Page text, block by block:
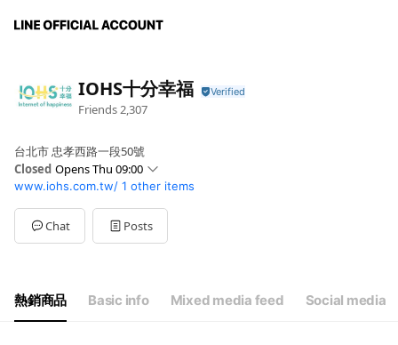
IOHS十分幸福
Friends 2,307
台北市 忠孝西路一段50號
Closed Opens Thu 09:00
SunClosed
Mon09:00 - 18:00
Tue09:00 - 18:00
Wed09:00 - 18:00
SatClosed
www.iohs.com.tw/ 1 other items
Chat Posts
熱銷商品 Basic info Mixed media feed Social media